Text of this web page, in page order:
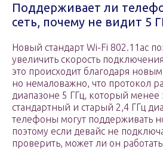
Поддерживает ли
сеть, почему не видит 5
Новый стандарт Wi-Fi 802.11ac
увеличить скорость
это происходит благодаря
но немаловажно, что протокол
диапазоне 5 ГГц, который менее
стандартный и старый 2,4 ГГц
телефоны могут поддерживать
поэтому если девайс не
проверить, может ли он